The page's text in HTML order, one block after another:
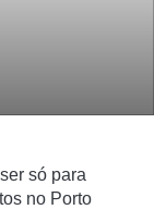
só para
no Porto